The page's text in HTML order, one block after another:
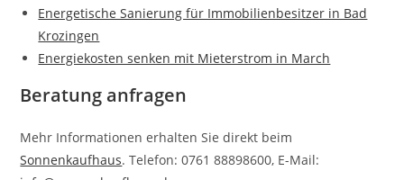
Energetische Sanierung für Immobilienbesitzer in Bad
Krozingen
Energiekosten senken mit Mieterstrom in March
Beratung anfragen
Mehr Informationen erhalten Sie direkt beim
Sonnenkaufhaus. Telefon: 0761 88898600, E-Mail: